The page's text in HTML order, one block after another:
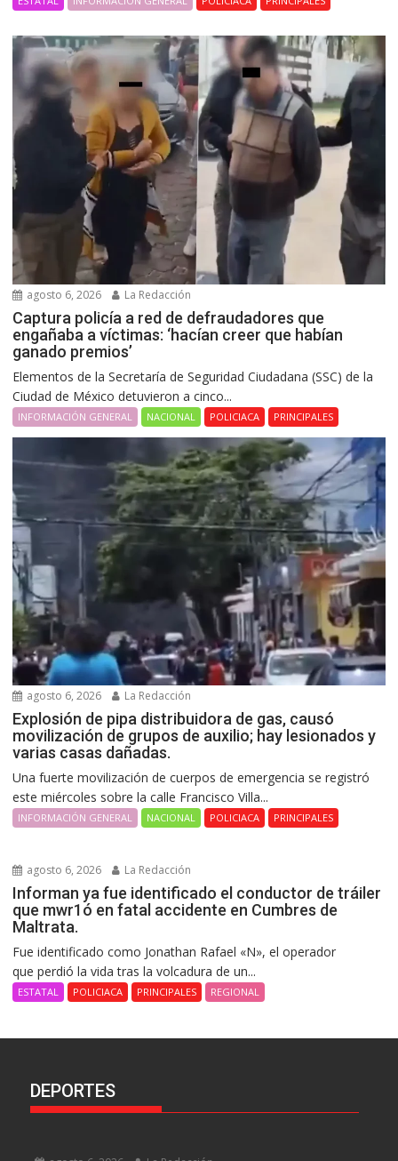
agosto 6, 2026 La Redacción
Captura policía a red de defraudadores que
engañaba a víctimas: ‘hacían creer que habían
ganado premios’
Elementos de la Secretaría de Seguridad Ciudadana (SSC) de la
Ciudad de México detuvieron a cinco...
INFORMACIÓN GENERAL NACIONAL POLICIACA PRINCIPALES
agosto 6, 2026 La Redacción
Explosión de pipa distribuidora de gas, causó
movilización de grupos de auxilio; hay lesionados y
varias casas dañadas.
Una fuerte movilización de cuerpos de emergencia se registró
este miércoles sobre la calle Francisco Villa...
INFORMACIÓN GENERAL NACIONAL POLICIACA PRINCIPALES
agosto 6, 2026 La Redacción
Informan ya fue identificado el conductor de tráiler
que mwr1ó en fatal accidente en Cumbres de
Maltrata.
Fue identificado como Jonathan Rafael «N», el operador
que perdió la vida tras la volcadura de un...
ESTATAL POLICIACA PRINCIPALES REGIONAL
DEPORTES